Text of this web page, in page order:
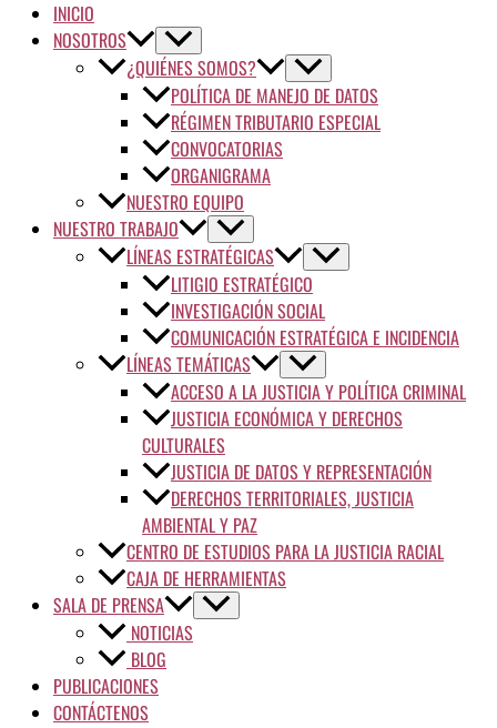
INICIO
NOSOTROS
¿QUIÉNES SOMOS?
POLÍTICA DE MANEJO DE DATOS
RÉGIMEN TRIBUTARIO ESPECIAL
CONVOCATORIAS
ORGANIGRAMA
NUESTRO EQUIPO
NUESTRO TRABAJO
LÍNEAS ESTRATÉGICAS
LITIGIO ESTRATÉGICO
INVESTIGACIÓN SOCIAL
COMUNICACIÓN ESTRATÉGICA E INCIDENCIA
LÍNEAS TEMÁTICAS
ACCESO A LA JUSTICIA Y POLÍTICA CRIMINAL
JUSTICIA ECONÓMICA Y DERECHOS
CULTURALES
JUSTICIA DE DATOS Y REPRESENTACIÓN
DERECHOS TERRITORIALES, JUSTICIA
AMBIENTAL Y PAZ
CENTRO DE ESTUDIOS PARA LA JUSTICIA RACIAL
CAJA DE HERRAMIENTAS
SALA DE PRENSA
NOTICIAS
BLOG
PUBLICACIONES
CONTÁCTENOS